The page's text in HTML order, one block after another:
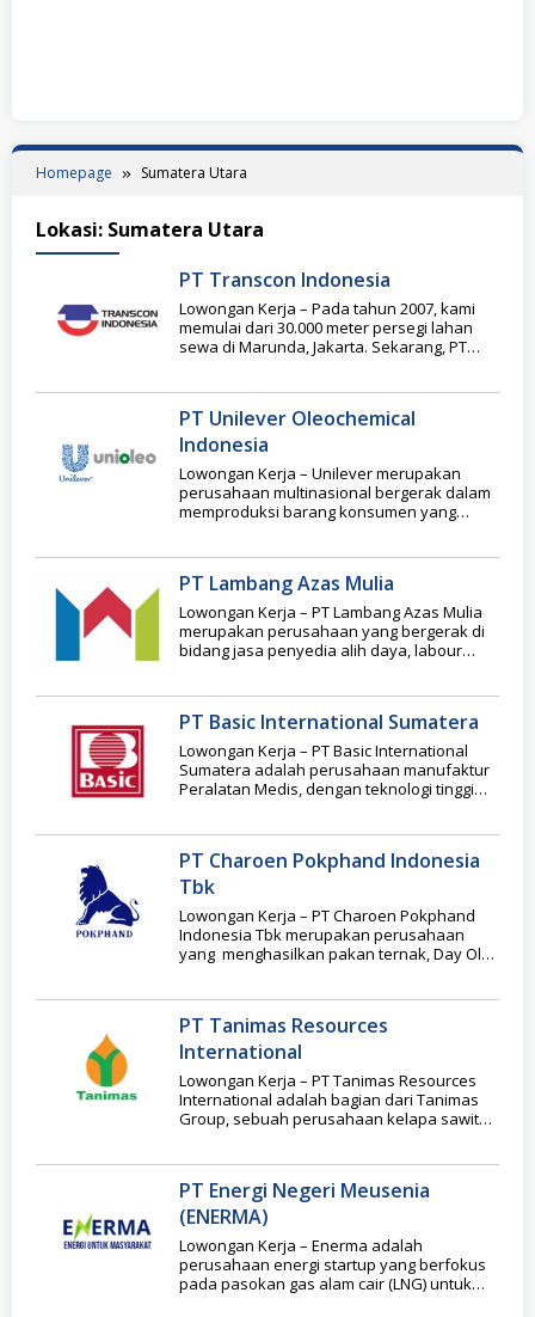
Homepage Sumatera Utara
Lokasi: Sumatera Utara
PT Transcon Indonesia
Lowongan Kerja – Pada tahun 2007, kami
memulai dari 30.000 meter persegi lahan
sewa di Marunda, Jakarta. Sekarang, PT
PT Unilever Oleochemical
Indonesia
Lowongan Kerja – Unilever merupakan
perusahaan multinasional bergerak dalam
memproduksi barang konsumen yang
PT Lambang Azas Mulia
Lowongan Kerja – PT Lambang Azas Mulia
merupakan perusahaan yang bergerak di
bidang jasa penyedia alih daya, labour
PT Basic International Sumatera
Lowongan Kerja – PT Basic International
Sumatera adalah perusahaan manufaktur
Peralatan Medis, dengan teknologi tinggi
PT Charoen Pokphand Indonesia
Tbk
Lowongan Kerja – PT Charoen Pokphand
Indonesia Tbk merupakan perusahaan
yang menghasilkan pakan ternak, Day Old
PT Tanimas Resources
International
Lowongan Kerja – PT Tanimas Resources
International adalah bagian dari Tanimas
Group, sebuah perusahaan kelapa sawit
PT Energi Negeri Meusenia
(ENERMA)
Lowongan Kerja – Enerma adalah
perusahaan energi startup yang berfokus
pada pasokan gas alam cair (LNG) untuk